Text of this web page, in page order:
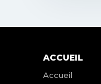
ACCUEIL
Accueil